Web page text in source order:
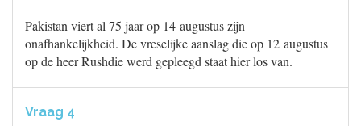
Pakistan viert al 75 jaar op 14 augustus zijn
onafhankelijkheid. De vreselijke aanslag die op 12 augustus
op de heer Rushdie werd gepleegd staat hier los van.
Vraag 4